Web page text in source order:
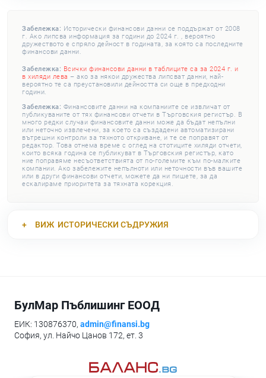
Забележка: Исторически финансови данни се поддържат от 2008
г. Ако липсва информация за години до 2024 г. , вероятно
дружеството е спряло дейност в годината, за която са последните
финансови данни.
Забележка: Всички финансови данни в таблиците са за 2024 г. и
в хиляди лева – ако за някои дружества липсват данни, най-
вероятно те са преустановили дейността си още в предходни
години.
Забележка: Финансовите данни на компаниите се извличат от
публикуваните от тях финансови отчети в Търговския регистър. В
много редки случаи финансовите данни може да бъдат непълни
или неточно извлечени, за което са създадени автоматизирани
вътрешни контроли за тяхното откриване, и те се поправят от
редактор. Това отнема време с оглед на стотиците хиляди отчети,
които всяка година се публикуват в Търговския регистър, като
ние поправяме несъответствията от по-големите към по-малките
компании. Ако забележите непълноти или неточности във вашите
или в други финансови отчети, можете да ни пишете, за да
ескалираме приоритета за тяхната корекция.
ВИЖ ИСТОРИЧЕСКИ СЪДРУЖИЯ
БулМар Пъблишинг ЕООД
ЕИК: 130876370, admin@finansi.bg
София, ул. Найчо Цанов 172, ет. 3